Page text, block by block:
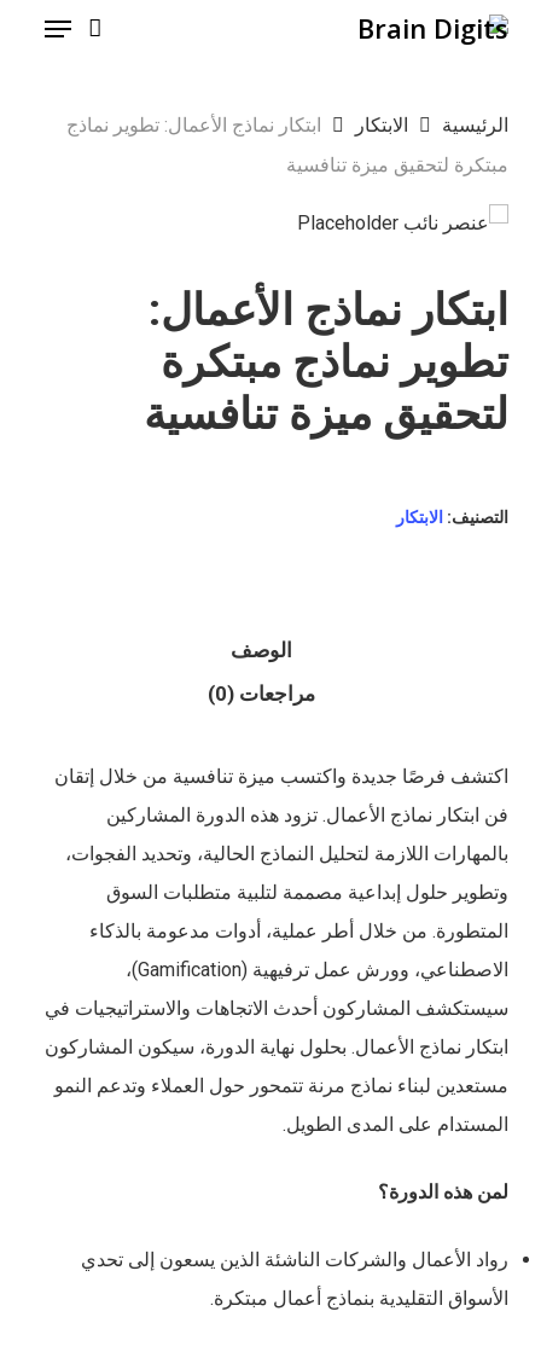
Skip
content
Menu
الرئيسية الابتكار
ابتكار نماذج الأعمال: تطوير نماذج
مبتكرة لتحقيق ميزة تنافسية
ابتكار نماذج الأعمال:
تطوير نماذج مبتكرة
لتحقيق ميزة تنافسية
التصنيف: الابتكار
الوصف
مراجعات (0)
اكتشف فرصًا جديدة واكتسب ميزة تنافسية من خلال إتقان
فن ابتكار نماذج الأعمال. تزود هذه الدورة المشاركين
بالمهارات اللازمة لتحليل النماذج الحالية، وتحديد الفجوات،
وتطوير حلول إبداعية مصممة لتلبية متطلبات السوق
المتطورة. من خلال أطر عملية، أدوات مدعومة بالذكاء
الاصطناعي، وورش عمل ترفيهية (Gamification)،
سيستكشف المشاركون أحدث الاتجاهات والاستراتيجيات في
ابتكار نماذج الأعمال. بحلول نهاية الدورة، سيكون المشاركون
مستعدين لبناء نماذج مرنة تتمحور حول العملاء وتدعم النمو
المستدام على المدى الطويل.
لمن هذه الدورة؟
رواد الأعمال والشركات الناشئة الذين يسعون إلى تحدي
الأسواق التقليدية بنماذج أعمال مبتكرة.